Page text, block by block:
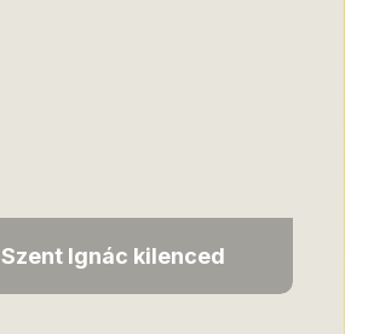
Szent Ignác kilenced